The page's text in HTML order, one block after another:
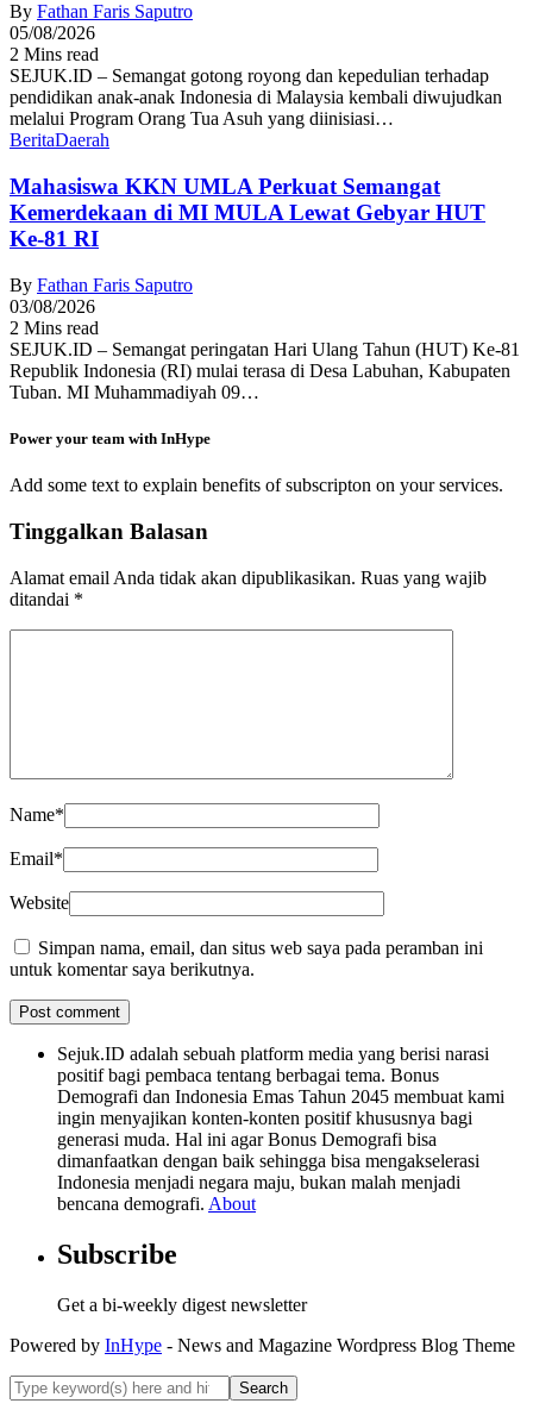
By Fathan Faris Saputro
05/08/2026
2 Mins read
SEJUK.ID – Semangat gotong royong dan kepedulian terhadap
pendidikan anak-anak Indonesia di Malaysia kembali diwujudkan
melalui Program Orang Tua Asuh yang diinisiasi…
BeritaDaerah
Mahasiswa KKN UMLA Perkuat Semangat
Kemerdekaan di MI MULA Lewat Gebyar HUT
Ke-81 RI
By Fathan Faris Saputro
03/08/2026
2 Mins read
SEJUK.ID – Semangat peringatan Hari Ulang Tahun (HUT) Ke-81
Republik Indonesia (RI) mulai terasa di Desa Labuhan, Kabupaten
Tuban. MI Muhammadiyah 09…
Power your team with InHype
Add some text to explain benefits of subscripton on your services.
Tinggalkan Balasan
Alamat email Anda tidak akan dipublikasikan. Ruas yang wajib
ditandai *
Name*
Email*
Website
Simpan nama, email, dan situs web saya pada peramban ini
untuk komentar saya berikutnya.
Sejuk.ID adalah sebuah platform media yang berisi narasi
positif bagi pembaca tentang berbagai tema. Bonus
Demografi dan Indonesia Emas Tahun 2045 membuat kami
ingin menyajikan konten-konten positif khususnya bagi
generasi muda. Hal ini agar Bonus Demografi bisa
dimanfaatkan dengan baik sehingga bisa mengakselerasi
Indonesia menjadi negara maju, bukan malah menjadi
bencana demografi. About
Subscribe
Get a bi-weekly digest newsletter
Powered by InHype - News and Magazine Wordpress Blog Theme